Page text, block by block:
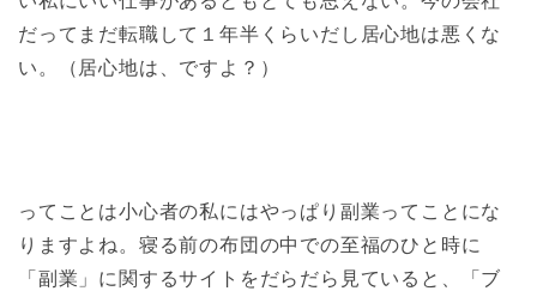
だってまだ転職して１年半くらいだし居心地は悪くな
い。（居心地は、ですよ？）
ってことは小心者の私にはやっぱり副業ってことにな
りますよね。寝る前の布団の中での至福のひと時に
「副業」に関するサイトをだらだら見ていると、「ブ